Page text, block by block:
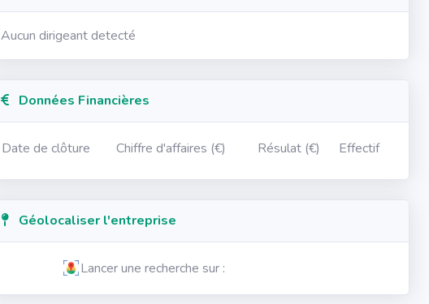
Aucun dirigeant detecté
Données Financières
Date de clôture Chiffre d'affaires (€) Résulat (€) Effectif
Géolocaliser l'entreprise
Lancer une recherche sur :